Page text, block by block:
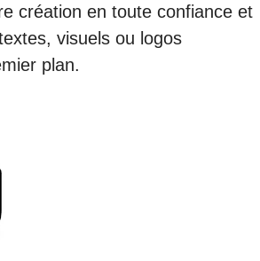
création en toute confiance et
visuels ou logos
plan.